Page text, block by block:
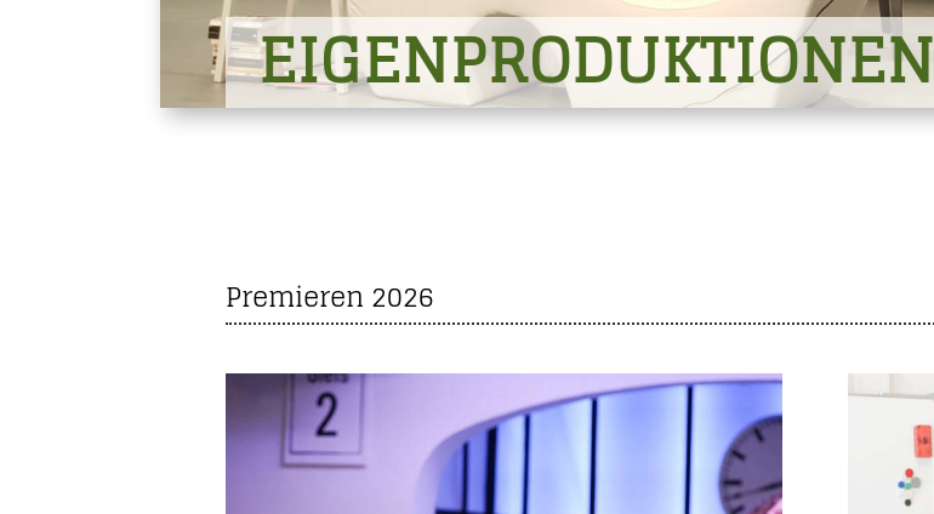
EIGENPRODUKTIONEN
Premieren 2026